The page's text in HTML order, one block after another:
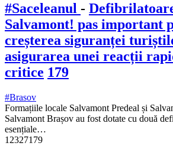
#Saceleanul -
Salvamont! pas important
creșterea siguranței
asigurarea unei reacții
critice 179
#Brasov
Formațiile locale Salvamont Predeal și
Salvamont Brașov au fost dotate cu două
esențiale…
12327179